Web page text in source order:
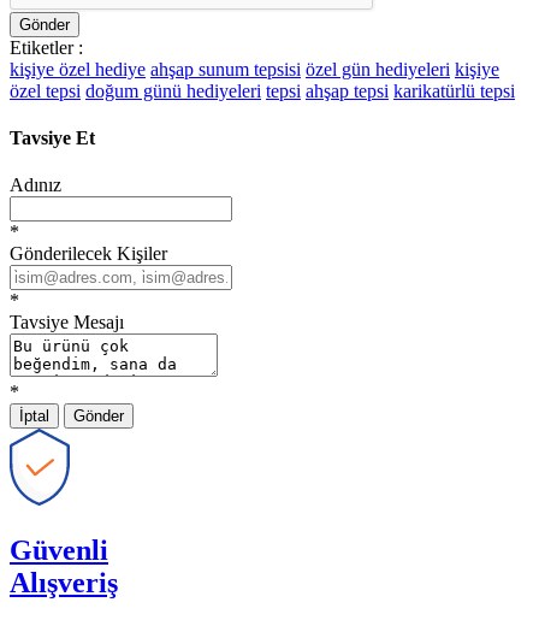
Gönder
Etiketler :
kişiye özel hediye ahşap sunum tepsisi özel gün hediyeleri kişiye
özel tepsi doğum günü hediyeleri tepsi ahşap tepsi karikatürlü tepsi
Tavsiye Et
Adınız
*
Gönderilecek Kişiler
*
Tavsiye Mesajı
*
İptal Gönder
Güvenli
Alışveriş